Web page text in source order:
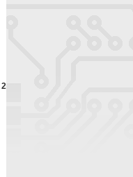
2 Layer Double Sided PCBA Electronic PCB Assembly EMS Turnkey Service